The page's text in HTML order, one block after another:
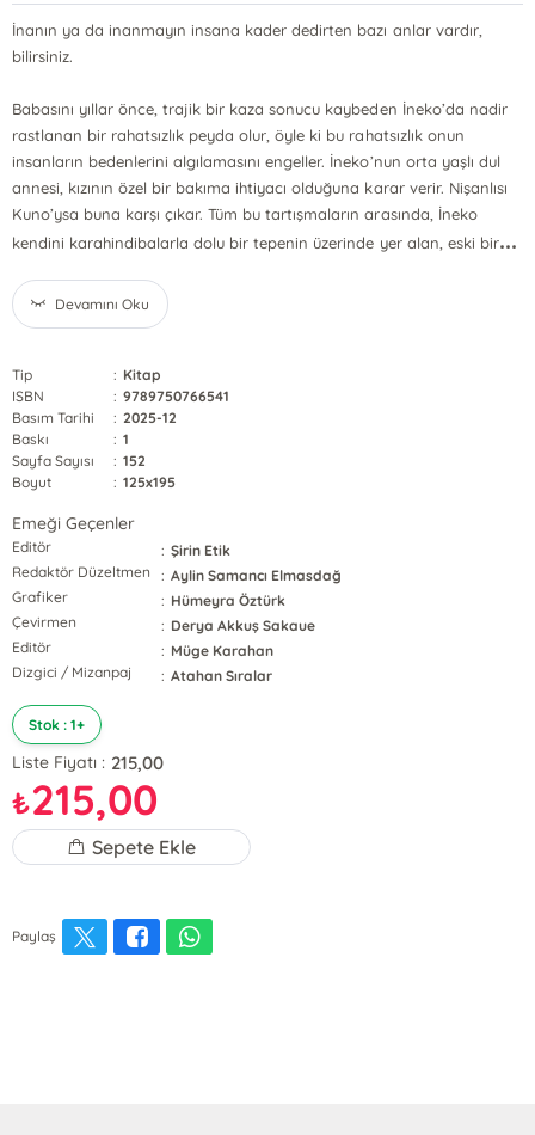
İnanın ya da inanmayın insana kader dedirten bazı anlar vardır,
bilirsiniz.
Babasını yıllar önce, trajik bir kaza sonucu kaybeden İneko’da nadir
rastlanan bir rahatsızlık peyda olur, öyle ki bu rahatsızlık onun
insanların bedenlerini algılamasını engeller. İneko’nun orta yaşlı dul
annesi, kızının özel bir bakıma ihtiyacı olduğuna karar verir. Nişanlısı
Kuno’ysa buna karşı çıkar. Tüm bu tartışmaların arasında, İneko
kendini karahindibalarla dolu bir tepenin üzerinde yer alan, eski bir...
Devamını Oku
Tip : Kitap
ISBN
: 9789750766541
Basım Tarihi
: 2025-12
Baskı
: 1
Sayfa Sayısı
: 152
Boyut
: 125x195
Emeği Geçenler
Editör : Şirin Etik
Redaktör Düzeltmen
: Aylin Samancı Elmasdağ
Grafiker
: Hümeyra Öztürk
Çevirmen
: Derya Akkuş Sakaue
Editör
: Müge Karahan
Dizgici / Mizanpaj
: Atahan Sıralar
Stok : 1+
Liste Fiyatı : 215,00
₺215,00
Sepete Ekle
Paylaş